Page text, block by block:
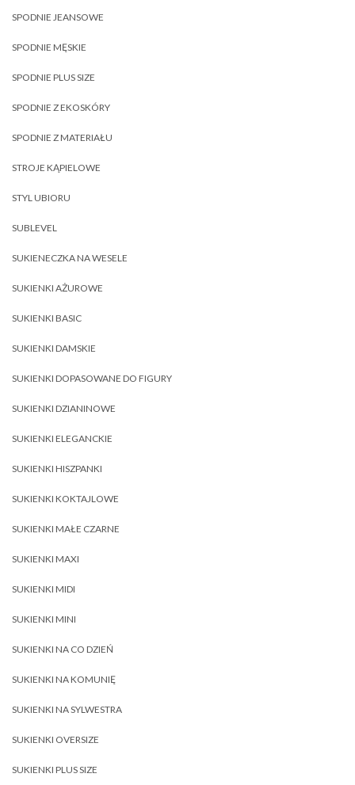
SPODNIE JEANSOWE
SPODNIE MĘSKIE
SPODNIE PLUS SIZE
SPODNIE Z EKOSKÓRY
SPODNIE Z MATERIAŁU
STROJE KĄPIELOWE
STYL UBIORU
SUBLEVEL
SUKIENECZKA NA WESELE
SUKIENKI AŻUROWE
SUKIENKI BASIC
SUKIENKI DAMSKIE
SUKIENKI DOPASOWANE DO FIGURY
SUKIENKI DZIANINOWE
SUKIENKI ELEGANCKIE
SUKIENKI HISZPANKI
SUKIENKI KOKTAJLOWE
SUKIENKI MAŁE CZARNE
SUKIENKI MAXI
SUKIENKI MIDI
SUKIENKI MINI
SUKIENKI NA CO DZIEŃ
SUKIENKI NA KOMUNIĘ
SUKIENKI NA SYLWESTRA
SUKIENKI OVERSIZE
SUKIENKI PLUS SIZE